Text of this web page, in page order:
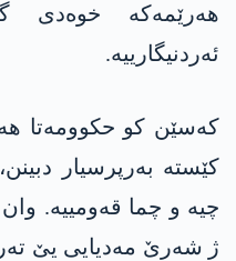
ھەرێمەکە خوەدی
ئەردنیگارییە.
کەسێن کو حکوومەتا
کێستە بەرپرسیار
چیە و چما قەومییە.
ژ شەرێ مەدیایی یێ